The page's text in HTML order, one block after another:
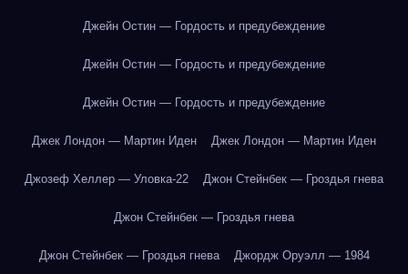
Джейн Остин — Гордость и предубеждение
Джейн Остин — Гордость и предубеждение
Джейн Остин — Гордость и предубеждение
Джек Лондон — Мартин Иден Джек Лондон — Мартин Иден
Джозеф Хеллер — Уловка-22 Джон Стейнбек — Гроздья гнева
Джон Стейнбек — Гроздья гнева
Джон Стейнбек — Гроздья гнева Джордж Оруэлл — 1984